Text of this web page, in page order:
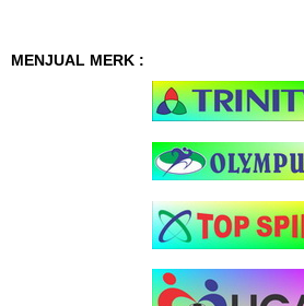
MENJUAL MERK :